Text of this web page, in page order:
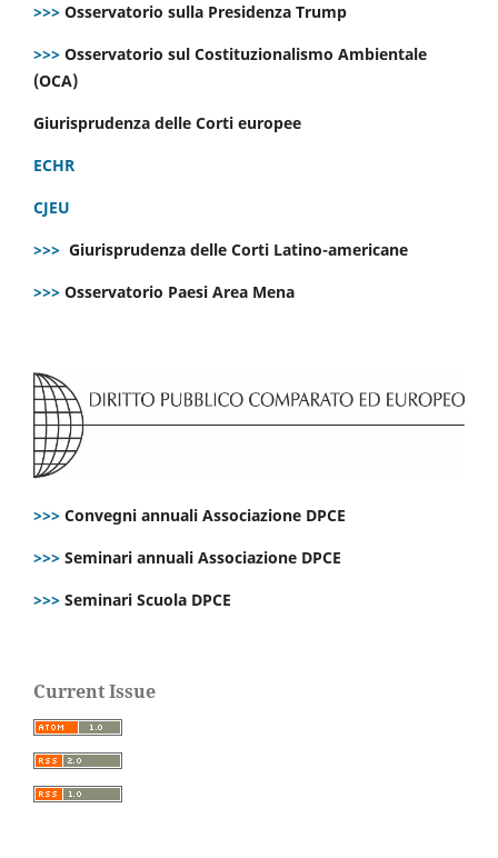
>>> Osservatorio sulla Presidenza Trump
>>> Osservatorio sul Costituzionalismo Ambientale
(OCA)
Giurisprudenza delle Corti europee
ECHR
CJEU
>>> Giurisprudenza delle Corti Latino-americane
>>> Osservatorio Paesi Area Mena
>>> Convegni annuali Associazione DPCE
>>> Seminari annuali Associazione DPCE
>>> Seminari Scuola DPCE
Current Issue